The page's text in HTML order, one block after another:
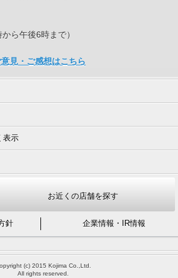
ら午後6時まで）
見・ご感想はこちら
表示
お近くの店舗を探す
針 企業情報・IR情報
(c) 2015 Kojima Co.,Ltd.
All rights reserved.